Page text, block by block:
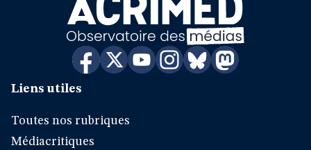
Liens utiles
Toutes nos rubriques
Médiacritiques